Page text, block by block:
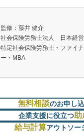
監修：藤井 健介
社会保険労務士法人 日本経
特定社会保険労務士・ファイ
ー・MBA
無料相談のお申し
企業支援に役立つ助
給与計算アウトソー